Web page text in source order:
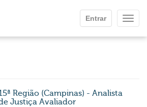
Entrar
Região (Campinas) - Analista
Justiça Avaliador